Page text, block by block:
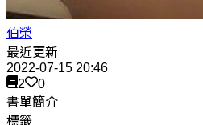
伯榮
最近更新
2022-07-15 20:46
2
0
書單簡介
標籤